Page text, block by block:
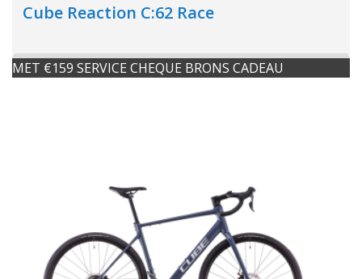
Cube Reaction C:62 Race
MET €159 SERVICE CHEQUE BRONS CADEAU